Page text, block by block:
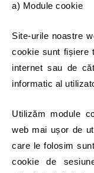
a) Module cookie
Site-urile noastre
cookie sunt fișiere
internet sau de
informatic al
Utilizăm module
web mai ușor de
care le folosim
cookie de